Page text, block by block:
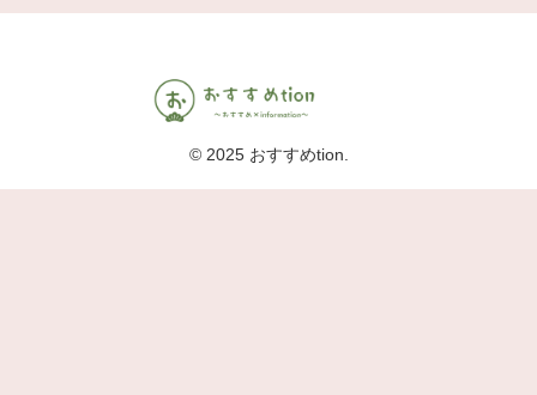
© 2025 おすすめtion.